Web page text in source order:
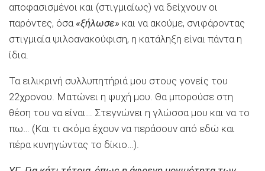
αποφασισμένοι και (στιγμιαίως) να δείχνουν οι
παρόντες, όσα «ξήλωσε» και να ακούμε, σνιφάροντας
στιγμιαία ψιλοανακούφιση, η κατάληξη είναι πάντα η
ίδια.
Τα ειλικρινή συλλυπητήριά μου στους γονείς του
22χρονου. Ματώνει η ψυχή μου. Θα μπορούσε στη
θέση του να είναι… Στεγνώνει η γλώσσα μου και να το
πω… (Και τι ακόμα έχουν να περάσουν από εδώ και
πέρα κυνηγώντας το δίκιο…).